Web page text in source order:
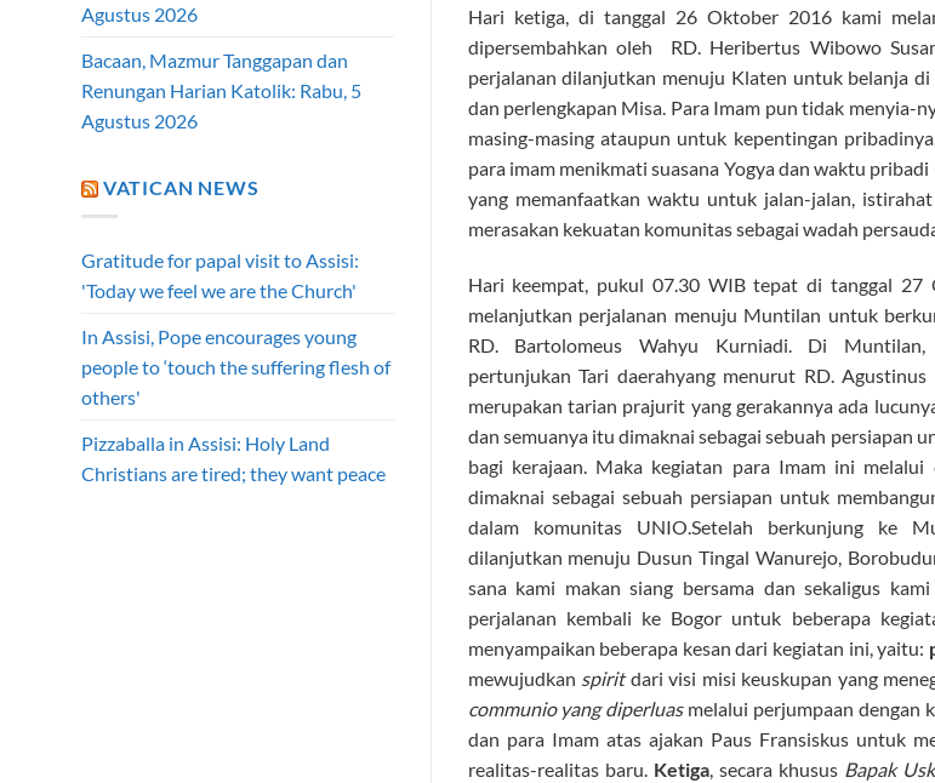
Agustus 2026
Bacaan, Mazmur Tanggapan dan
Renungan Harian Katolik: Rabu, 5
Agustus 2026
VATICAN NEWS
Gratitude for papal visit to Assisi:
'Today we feel we are the Church'
In Assisi, Pope encourages young
people to ‘touch the suffering flesh of
others'
Pizzaballa in Assisi: Holy Land
Christians are tired; they want peace
Hari ketiga, di tanggal 26 Oktober 2016 kami
dipersembahkan oleh RD. Heribertus Wibowo
perjalanan dilanjutkan menuju Klaten untuk belanja di
dan perlengkapan Misa. Para Imam pun tidak
masing-masing ataupun untuk kepentingan
para imam menikmati suasana Yogya dan waktu
yang memanfaatkan waktu untuk jalan-jalan,
merasakan kekuatan komunitas sebagai wadah
Hari keempat, pukul 07.30 WIB tepat di tanggal 27
melanjutkan perjalanan menuju Muntilan untuk
RD. Bartolomeus Wahyu Kurniadi. Di
pertunjukan Tari daerahyang menurut RD.
merupakan tarian prajurit yang gerakannya ada
dan semuanya itu dimaknai sebagai sebuah persiapan
bagi kerajaan. Maka kegiatan para Imam ini melalui
dimaknai sebagai sebuah persiapan untuk
dalam komunitas UNIO.Setelah berkunjung ke
dilanjutkan menuju Dusun Tingal Wanurejo,
sana kami makan siang bersama dan sekaligus
perjalanan kembali ke Bogor untuk beberapa
menyampaikan beberapa kesan dari kegiatan ini, yaitu:
mewujudkan spiritdari visi misi keuskupan yang
communio yang diperluasmelalui perjumpaan dengan
dan para Imam atas ajakan Paus Fransiskus untuk
realitas-realitas baru. Ketiga, secara khusus Bapak